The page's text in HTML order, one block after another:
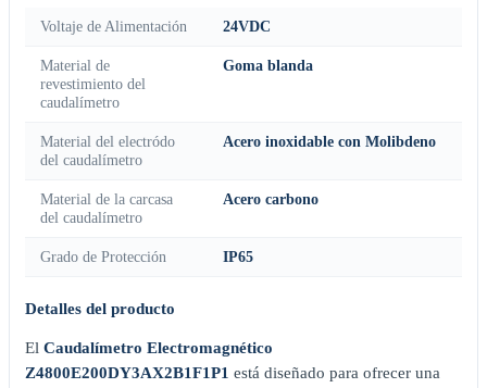
Voltaje de Alimentación 24VDC
Material de
revestimiento del
caudalímetro
Goma blanda
Material del electródo
del caudalímetro
Acero inoxidable con Molibdeno
Material de la carcasa
del caudalímetro
Acero carbono
Grado de Protección IP65
Detalles del producto
El Caudalímetro Electromagnético
Z4800E200DY3AX2B1F1P1 está diseñado para ofrecer una